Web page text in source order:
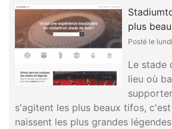
plus
Posté le
Le stade
lieu où
s'agitent les plus beaux tifos,
naissent les plus grandes